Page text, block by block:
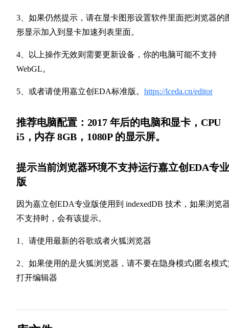
3、如果仍然提示，请在显卡图形设置软件里面把浏览器的
形显示加入到显卡加速列表里面。
4、以上操作无效则需要更新设备，你的电脑可能不支持
WebGL。
5、或者请使用嘉立创EDA标准版。 https://lceda.cn/editor
推荐电脑配置：2017 年后的电脑和显卡，CPU
i5，内存 8GB，1080P 的显示屏。
提示当前浏览器环境不支持运行嘉立创EDA专业
版
因为嘉立创EDA专业版使用到 indexedDB 技术，如果浏览
不支持时，会有该提示。
1、请使用最新的谷歌或者火狐浏览器
2、如果使用的是火狐浏览器，请不要在隐身模式(匿名模式
打开编辑器